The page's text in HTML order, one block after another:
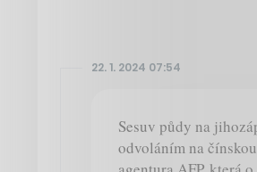
22. 1. 2024 07:54
Sesuv půdy na
odvoláním na